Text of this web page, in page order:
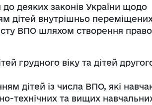
деяких законів України щодо
дітей внутрішньо переміщених
ВПО шляхом створення
грудного віку та дітей
дітей із числа ВПО, які
технічних та вищих